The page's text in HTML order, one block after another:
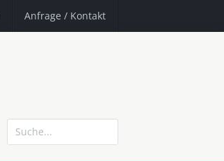
Anfrage / Kontakt